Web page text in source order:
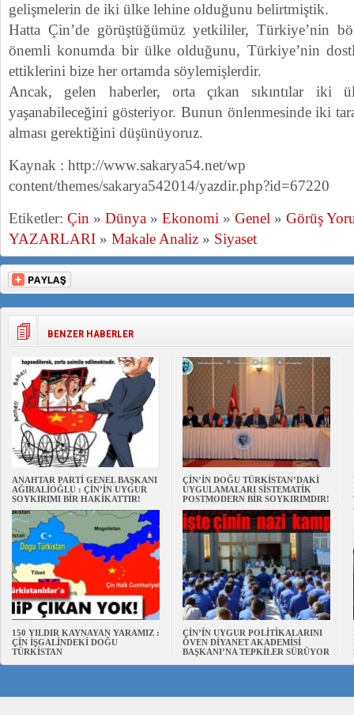
gelişmelerin de iki ülke lehine olduğunu belirtmiştik.
Hatta Çin’de görüştüğümüz yetkililer, Türkiye’nin
önemli konumda bir ülke olduğunu, Türkiye’nin
ettiklerini bize her ortamda söylemişlerdir.
Ancak, gelen haberler, orta çıkan sıkıntılar iki
yaşanabileceğini gösteriyor. Bunun önlenmesinde iki
alması gerektiğini düşünüyoruz.
Kaynak : http://www.sakarya54.net/wp
content/themes/sakarya542014/yazdir.php?id=67220
Etiketler: Çin » Dünya » Ekonomi » Genel » Görüş
YAZARLARI » Makale Analiz » Siyaset
BENZER HABERLER
ANAHTAR PARTİ GENEL BAŞKANI
AĞIRALİOĞLU : ÇİN’İN UYGUR
SOYKIRIMI BİR HAKİKATTIR!
ÇİN’İN DOĞU TÜRKİSTAN’DAKİ
UYGULAMALARI SİSTEMATİK
POSTMODERN BİR SOYKIRIMDIR!
150 YILDIR KAYNAYAN YARAMIZ :
ÇİN İŞGALİNDEKİ DOĞU
TÜRKİSTAN
ÇİN’İN UYGUR POLİTİKALARINI
ÖVEN DİYANET AKADEMİSİ
BAŞKANI’NA TEPKİLER SÜRÜYOR